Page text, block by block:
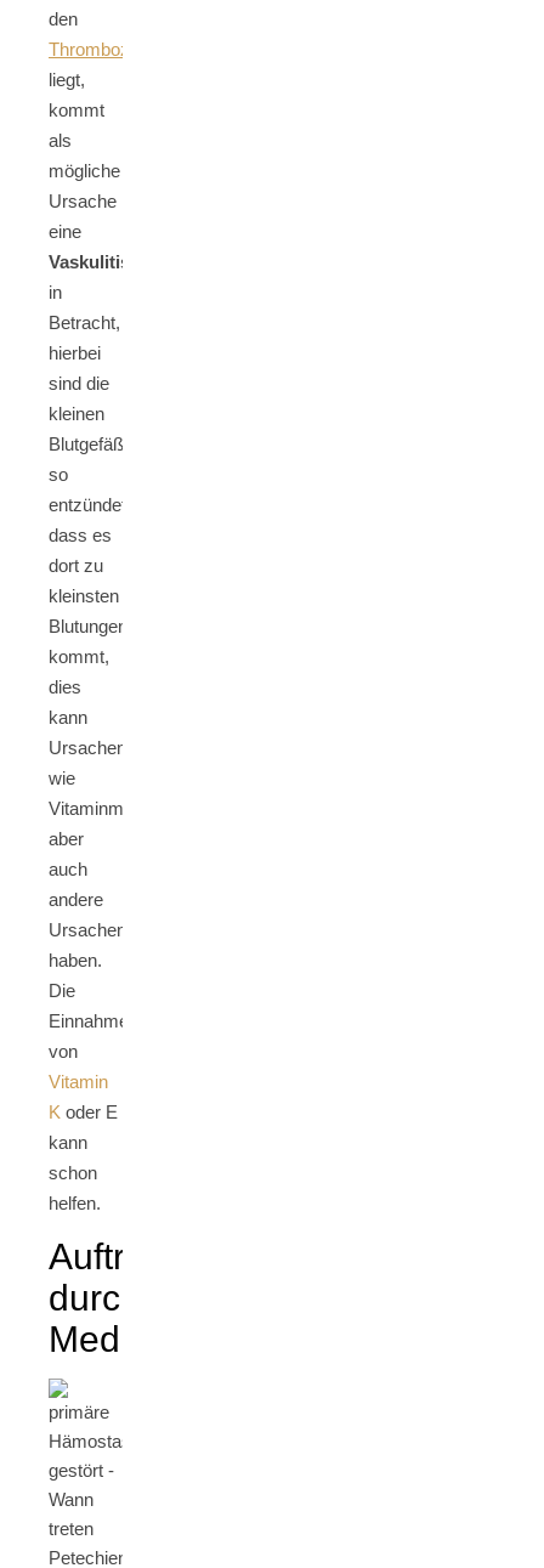
den
Thrombozyten
liegt,
kommt
als
mögliche
Ursache
eine
Vaskulitis
in
Betracht,
hierbei
sind die
kleinen
Blutgefäße
so
entzündet,
dass es
dort zu
kleinsten
Blutungen
kommt,
dies
kann
Ursachen
wie
Vitaminmangel,
aber
auch
andere
Ursachen
haben.
Die
Einnahme
von
Vitamin
K oder E
kann
schon
helfen.
Auftreten
durch
Medikamente